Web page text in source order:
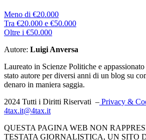
Meno di €20.000
Tra €20.000 e €50.000
Oltre i €50.000
Autore: Luigi Anversa
Laureato in Scienze Politiche e
stato autore per diversi anni di un blog su
denaro in maniera saggia.
2024 Tutti i Diritti Riservati – Privacy &
4tax.it@4tax.it
QUESTA PAGINA WEB NON
TESTATA GIORNALISTICA, UN SITO